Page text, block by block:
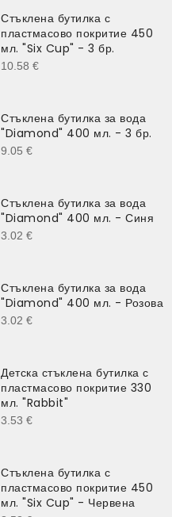
Стъклена бутилка с
пластмасово покритие 450
мл. "Six Cup" - 3 бр.
10.58 €
Стъклена бутилка за вода
"Diamond" 400 мл. - 3 бр.
9.05 €
Стъклена бутилка за вода
"Diamond" 400 мл. - Синя
3.02 €
Стъклена бутилка за вода
"Diamond" 400 мл. - Розова
3.02 €
Детска стъклена бутилка с
пластмасово покритие 330
мл. "Rabbit"
3.53 €
Стъклена бутилка с
пластмасово покритие 450
мл. "Six Cup" - Червена